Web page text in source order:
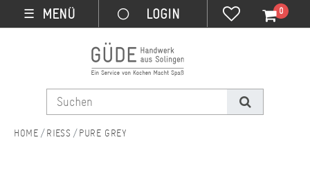
☰ MENÜ 0
RIESS PURE GREY